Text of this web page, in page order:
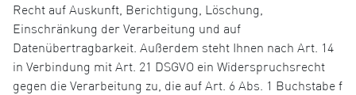
Recht auf Auskunft, Berichtigung, Löschung,
Einschränkung der Verarbeitung und auf
Datenübertragbarkeit. Außerdem steht Ihnen nach Art. 14
in Verbindung mit Art. 21 DSGVO ein Widerspruchsrecht
gegen die Verarbeitung zu, die auf Art. 6 Abs. 1 Buchstabe f